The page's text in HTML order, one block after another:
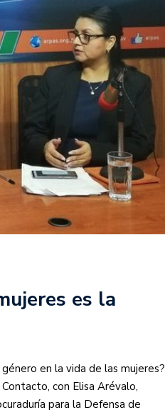
es la
en la vida de las mujeres?
con Elisa Arévalo,
para la Defensa de